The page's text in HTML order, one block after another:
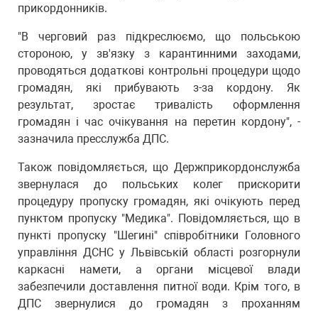
прикордонників.
"В черговий раз підкреслюємо, що польською
стороною, у зв'язку з карантинними заходами,
проводяться додаткові контрольні процедури щодо
громадян, які прибувають з-за кордону. Як
результат, зростає тривалість оформлення
громадян і час очікування на перетин кордону", -
зазначила пресслужба ДПС.
Також повідомляється, що Держприкордонслужба
звернулася до польських колег прискорити
процедуру пропуску громадян, які очікують перед
пунктом пропуску "Медика". Повідомляється, що в
пункті пропуску "Шегині" співробітники Головного
управління ДСНС у Львівській області розгорнули
каркасні намети, а органи місцевої влади
забезпечили доставлення питної води. Крім того, в
ДПС звернулися до громадян з проханням